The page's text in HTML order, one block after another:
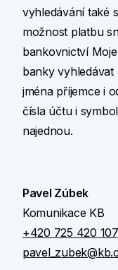
vyhledávání také
možnost platbu
bankovnictví
banky
jména příjemce i
čísla účtu i
najednou.
Pavel Zúbek
Komunikace KB
+420 725 420 107